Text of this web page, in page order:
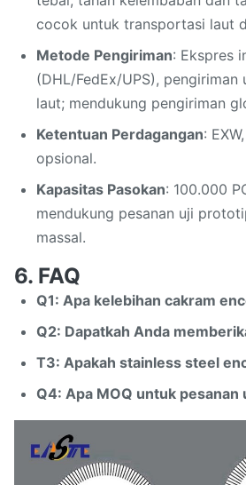
cocok untuk transportasi laut
Metode Pengiriman: Ekspres
(DHL/FedEx/UPS), pengiriman
laut; mendukung pengiriman
Ketentuan Perdagangan:
opsional.
Kapasitas Pasokan: 100.000
mendukung pesanan uji
massal.
6. FAQ
Q1: Apa kelebihan cakram
Q2: Dapatkah Anda
T3: Apakah stainless steel
Q4: Apa MOQ untuk pesanan